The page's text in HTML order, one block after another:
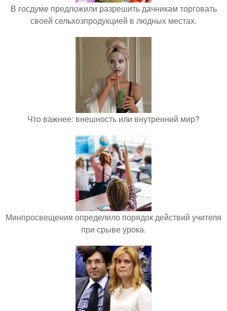
В госдуме предложили разрешить дачникам торговать
своей сельхозпродукцией в людных местах.
Что важнее: внешность или внутренний мир?
Минпросвещения определило порядок действий учителя
при срыве урока.